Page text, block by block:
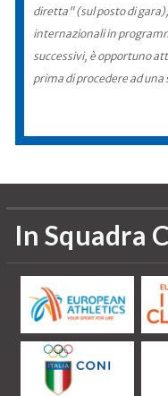
diretta" (sul posto di
internazionali in
successivi, è opportuno
prima di procedere ad una
In Squadra